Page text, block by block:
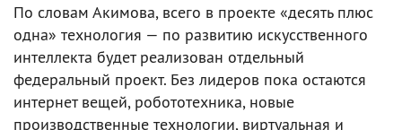
По словам Акимова, всего в проекте «десять плюс
одна» технология — по развитию искусственного
интеллекта будет реализован отдельный
федеральный проект. Без лидеров пока остаются
интернет вещей, робототехника, новые
производственные технологии, виртуальная и